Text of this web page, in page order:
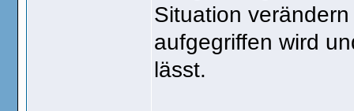
Situation
aufgegriffen wird
lässt.